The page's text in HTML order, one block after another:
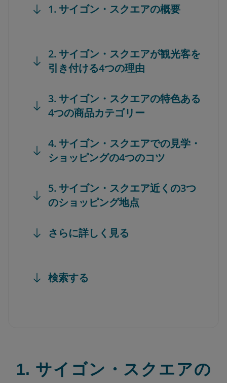
1. サイゴン・スクエアの概要
2. サイゴン・スクエアが観光客を
引き付ける4つの理由
3. サイゴン・スクエアの特色ある
4つの商品カテゴリー
4. サイゴン・スクエアでの見学・
ショッピングの4つのコツ
5. サイゴン・スクエア近くの3つ
のショッピング地点
さらに詳しく見る
検索する
1. サイゴン・スクエアの